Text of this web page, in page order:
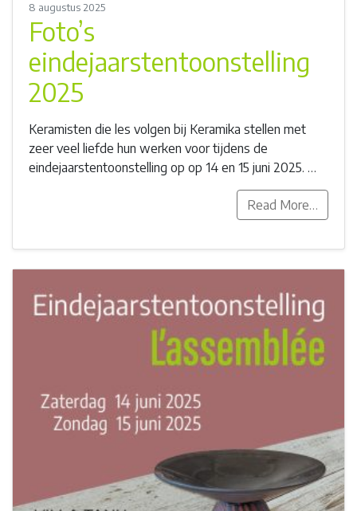
8 augustus 2025
Foto’s
eindejaarstentoonstelling
2025
Keramisten die les volgen bij Keramika stellen met
zeer veel liefde hun werken voor tijdens de
eindejaarstentoonstelling op op 14 en 15 juni 2025. …
Read More…